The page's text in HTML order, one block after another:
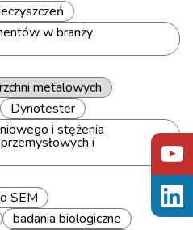
w branży
metalowych
Dynotester
i stężenia
i
SEM
badania biologiczne